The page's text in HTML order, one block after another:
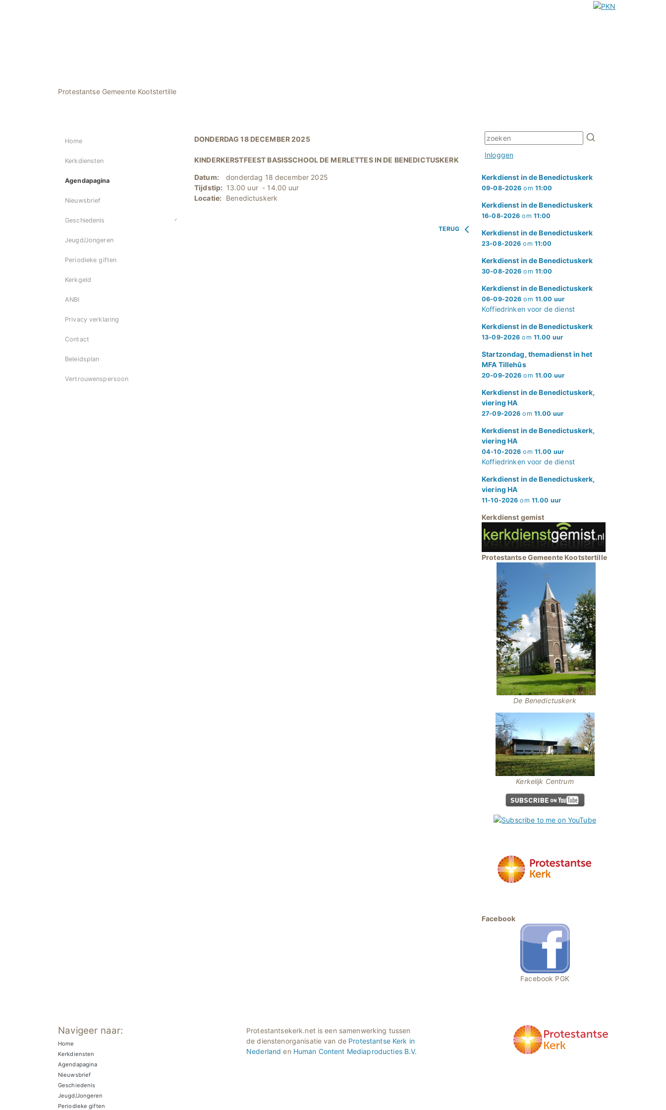
Protestantse Gemeente Kootstertille
Home
Kerkdiensten
Agendapagina
Nieuwsbrief
Geschiedenis
Jeugd/Jongeren
Periodieke giften
Kerkgeld
ANBI
Privacy verklaring
Contact
Beleidsplan
Vertrouwenspersoon
DONDERDAG 18 DECEMBER 2025
KINDERKERSTFEEST BASISSCHOOL DE MERLETTES IN DE BENEDICTUSKERK
Datum:
donderdag 18 december 2025
Tijdstip: 13.00 uur - 14.00 uur
Locatie: Benedictuskerk
TERUG
Inloggen
Kerkdienst in de Benedictuskerk
09-08-2026 om 11:00
Kerkdienst in de Benedictuskerk
16-08-2026 om 11:00
Kerkdienst in de Benedictuskerk
23-08-2026 om 11:00
Kerkdienst in de Benedictuskerk
30-08-2026 om 11:00
Kerkdienst in de Benedictuskerk
06-09-2026 om 11.00 uur
Koffiedrinken voor de dienst
Kerkdienst in de Benedictuskerk
13-09-2026 om 11.00 uur
Startzondag, themadienst in het
MFA Tillehûs
20-09-2026 om 11.00 uur
Kerkdienst in de Benedictuskerk,
viering HA
27-09-2026 om 11.00 uur
Kerkdienst in de Benedictuskerk,
viering HA
04-10-2026 om 11.00 uur
Koffiedrinken voor de dienst
Kerkdienst in de Benedictuskerk,
viering HA
11-10-2026 om 11.00 uur
Kerkdienst gemist
Protestantse Gemeente Kootstertille
.
De Benedictuskerk
Kerkelijk Centrum
Facebook
Facebook PGK
Navigeer naar:
Home
Kerkdiensten
Agendapagina
Nieuwsbrief
Geschiedenis
Jeugd/Jongeren
Periodieke giften
Protestantsekerk.net is een samenwerking tussen
de dienstenorganisatie van de Protestantse Kerk in
Nederland en Human Content Mediaproducties B.V.